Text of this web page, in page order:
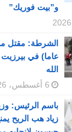
و”بيت فوريك”
عاما) في
الله
6 أغسطس، 2026
باسم الرئيس:
زياد هب الريح